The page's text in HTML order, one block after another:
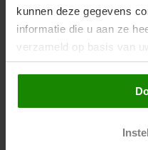
kunnen deze gegevens
informatie die u aan ze
verzameld op basis van
services. Door op de
→ Algemeen
→ Conversie